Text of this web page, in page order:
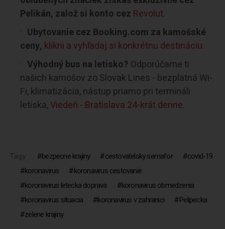
Pelikán, založ si konto cez Revolut.
Ubytovanie cez Booking.com za kamošské
ceny, klikni a vyhľadaj si konkrétnu destináciu.
Výhodný bus na letisko? Odporúčame ti
našich kamošov zo Slovak Lines - bezplatná Wi-
Fi, klimatizácia, nástup priamo pri termináli
letiska,Viedeň - Bratislava 24-krát denne.
Tagy: bezpecne krajiny cestovatelsky semafor
covid-19
koronavirus
koronavirus cestovanie
koronavirus letecka doprava
koronavirus obmedzenia
koronavirus situacia
koronavirus v zahranici
Pelipecka
zelene krajiny